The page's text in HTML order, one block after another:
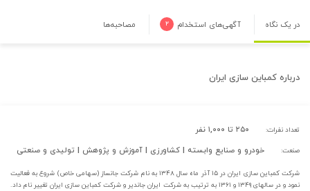
در یک نگاه آگهی‌های استخدام ۲ مصاحبه‌ها
درباره کمباین سازی ایران
تعداد نفرات: ۲۵۰ تا ۱,۰۰۰ نفر
صنعت: خودرو و صنایع وابسته | کشاورزی | آموزش و پژوهش | تولیدی و صنعتی
شرکت کمباین سازی ایران در ۱۵ آذر ماه سال ۱۳۴۸ به نام شرکت جانساز (سهامی خاص) شروع به فعالیت
نمود و در سالهای ۱۳۴۹ و ۱۳۶۱ به ترتیب به شرکت ایران جاندیر و شرکت کمباین سازی ایران تغییر نام داد.